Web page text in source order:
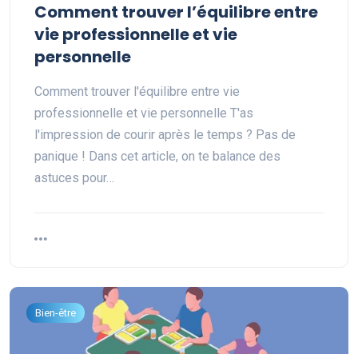
Comment trouver l’équilibre entre
vie professionnelle et vie
personnelle
Comment trouver l'équilibre entre vie
professionnelle et vie personnelle T'as
l'impression de courir après le temps ? Pas de
panique ! Dans cet article, on te balance des
astuces pour…
Bien-être